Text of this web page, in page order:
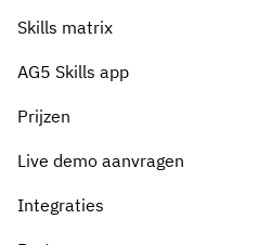
Skills matrix
AG5 Skills app
Prijzen
Live demo aanvragen
Integraties